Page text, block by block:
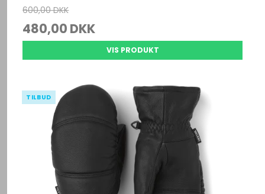
600,00 DKK
480,00 DKK
VIS PRODUKT
TILBUD